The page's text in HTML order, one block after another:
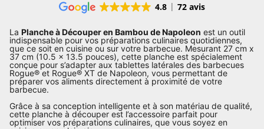
4.8 72 avis
La Planche à Découper en Bambou de Napoleon est un outil
indispensable pour vos préparations culinaires quotidiennes,
que ce soit en cuisine ou sur votre barbecue. Mesurant 27 cm x
37 cm (10.5 x 13.5 pouces), cette planche est spécialement
conçue pour s’adapter aux tablettes latérales des barbecues
Rogue® et Rogue® XT de Napoleon, vous permettant de
préparer vos aliments directement à proximité de votre
barbecue.
Grâce à sa conception intelligente et à son matériau de qualité,
cette planche à découper est l’accessoire parfait pour
optimiser vos préparations culinaires, que vous soyez en